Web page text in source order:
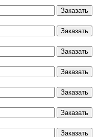
Заказать
Заказать
Заказать
Заказать
Заказать
Заказать
Заказать